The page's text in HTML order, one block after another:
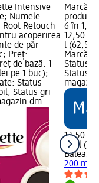
Intensive
Numele
Retouch
acoperirea
de păr
Preț:
de bază: 1
pe 1 buc);
Status
Status gri
dm
Marcă:
6 în 1,
12,50
l (62,50
Marcă
Status
Status
12,50 lei
0,2 l
Balea
200 ml